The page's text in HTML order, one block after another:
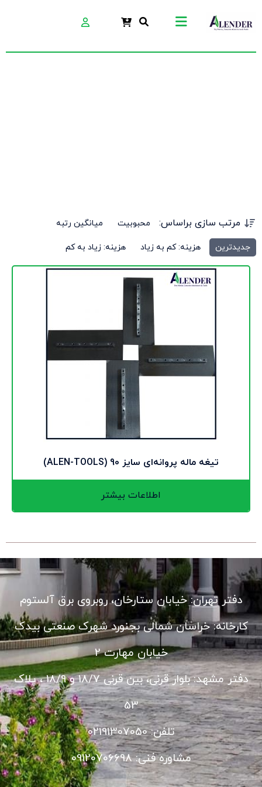
مرتب سازی براساس: محبوبیت میانگین رتبه
جدیدترین هزینه: کم به زیاد هزینه: زیاد به کم
تیغه ماله پروانه‌ای سایز 90 (ALEN-TOOLS)
اطلاعات بیشتر
دفتر تهران: خیابان ستارخان، روبروی برق آلستوم
کارخانه: خراسان شمالی بجنورد شهرک صنعتی بیدک
خیابان مهارت 2
دفتر مشهد: بلوار قرنی، بین قرنی 18/7 و 18/9 ، پلاک
53
تلفن: 02191307050
مشاوره فنی: 09120706698